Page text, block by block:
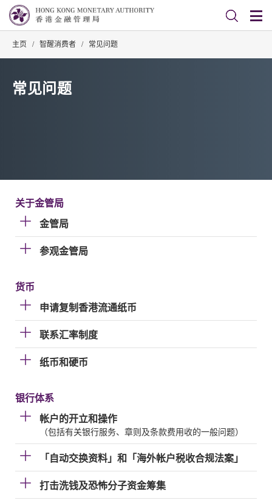
主页 / 智醒消费者 / 常见问题
常见问题
关于金管局
金管局
参观金管局
货币
申请复制香港流通纸币
联系汇率制度
纸币和硬币
银行体系
帐户的开立和操作
（包括有关银行服务、章则及条款费用收的一般问题）
「自动交换资料」和「海外帐户税收合规法案」
打击洗钱及恐怖分子资金筹集